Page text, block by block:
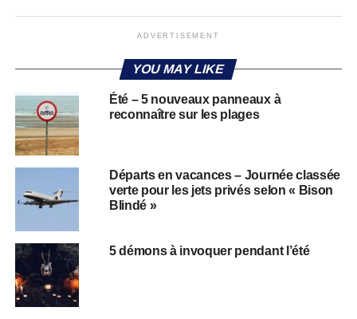
ADVERTISEMENT
YOU MAY LIKE
Été – 5 nouveaux panneaux à
reconnaître sur les plages
Départs en vacances – Journée classée
verte pour les jets privés selon « Bison
Blindé »
5 démons à invoquer pendant l’été